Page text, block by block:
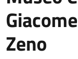
Zeno